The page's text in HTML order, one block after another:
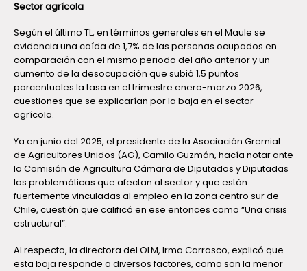
Sector agrícola
Según el último TL, en términos generales en el Maule se
evidencia una caída de 1,7% de las personas ocupados en
comparación con el mismo periodo del año anterior y un
aumento de la desocupación que subió 1,5 puntos
porcentuales la tasa en el trimestre enero-marzo 2026,
cuestiones que se explicarían por la baja en el sector
agrícola.
Ya en junio del 2025, el presidente de la Asociación Gremial
de Agricultores Unidos (AG), Camilo Guzmán, hacía notar ante
la Comisión de Agricultura Cámara de Diputados y Diputadas
las problemáticas que afectan al sector y que están
fuertemente vinculadas al empleo en la zona centro sur de
Chile, cuestión que calificó en ese entonces como “Una crisis
estructural”.
Al respecto, la directora del OLM, Irma Carrasco, explicó que
esta baja responde a diversos factores, como son la menor